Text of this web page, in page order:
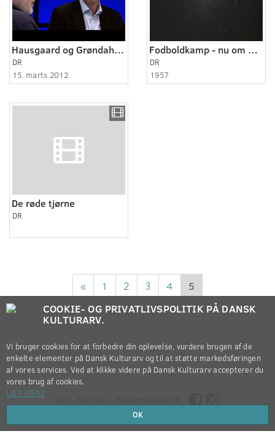
Hausgaard og Grøndahl om EU
DR
15. marts 2012
Fodboldkamp - nu om aften - 1957!
DR
1957
De røde tjørne
DR
« 1 2 3 4 5
Copyright © 2012-2026
COOKIE- OG PRIVATLIVSPOLITIK PÅ DANSK
KULTURARV.
Vi bruger cookies for at forbedre din oplevelse, vurdere brugen af de
enkelte elementer på Dansk Kulturarv og til at støtte markedsføringen
af vores services. Ved at klikke videre på Dansk Kulturarv accepterer du
vores brug af cookies.
LÆS MERE
OK